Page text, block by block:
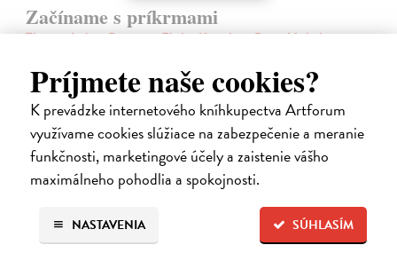
Príjmete naše cookies?
K prevádzke internetového kníhkupectva Artforum
využívame cookies slúžiace na zabezpečenie a meranie
funkčnosti, marketingové účely a zaistenie vášho
maximálneho pohodlia a spokojnosti.
SÚHLASÍM
NASTAVENIA
Začíname s príkrmami
Tkáčová Judita, Pivrncová Eliška, Kuřátková Petra, Vrábelová
Prvé jedlo dieťatka je preň tým najdôležitejším míľnikom. A pre
rodičov zas veľkým orieškom.
Čaká sa dotlač, vychádza 11.9.2026, zasielame do 12 dní od
dotlače
16,48 €